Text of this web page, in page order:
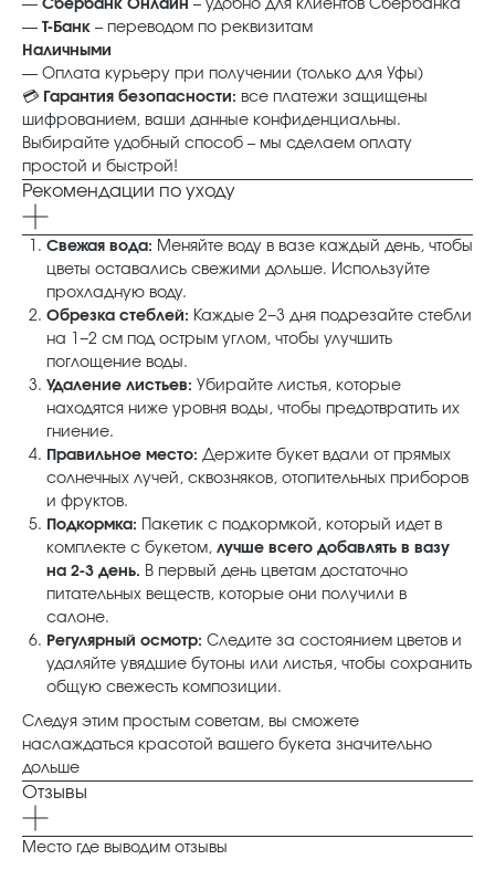
— Сбербанк Онлайн – удобно для клиентов Сбербанка
— Т‑Банк – переводом по реквизитам
Наличными
— Оплата курьеру при получении (только для Уфы)
💳 Гарантия безопасности: все платежи защищены
шифрованием, ваши данные конфиденциальны.
Выбирайте удобный способ – мы сделаем оплату
простой и быстрой!
Рекомендации по уходу
Свежая вода: Меняйте воду в вазе каждый день, чтобы
цветы оставались свежими дольше. Используйте
прохладную воду.
Обрезка стеблей: Каждые 2−3 дня подрезайте стебли
на 1−2 см под острым углом, чтобы улучшить
поглощение воды.
Удаление листьев: Убирайте листья, которые
находятся ниже уровня воды, чтобы предотвратить их
гниение.
Правильное место: Держите букет вдали от прямых
солнечных лучей, сквозняков, отопительных приборов
и фруктов.
Подкормка: Пакетик с подкормкой, который идет в
комплекте с букетом, лучше всего добавлять в вазу
на 2-3 день. В первый день цветам достаточно
питательных веществ, которые они получили в
салоне.
Регулярный осмотр: Следите за состоянием цветов и
удаляйте увядшие бутоны или листья, чтобы сохранить
общую свежесть композиции.
Следуя этим простым советам, вы сможете
наслаждаться красотой вашего букета значительно
дольше
Отзывы
Место где выводим отзывы